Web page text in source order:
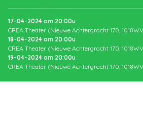
17-04-2024 om 20:00u
CREA Theater (Nieuwe Achtergracht 170,
18-04-2024 om 20:00u
CREA Theater (Nieuwe Achtergracht 170,
19-04-2024 om 20:00u
CREA Theater (Nieuwe Achtergracht 170,